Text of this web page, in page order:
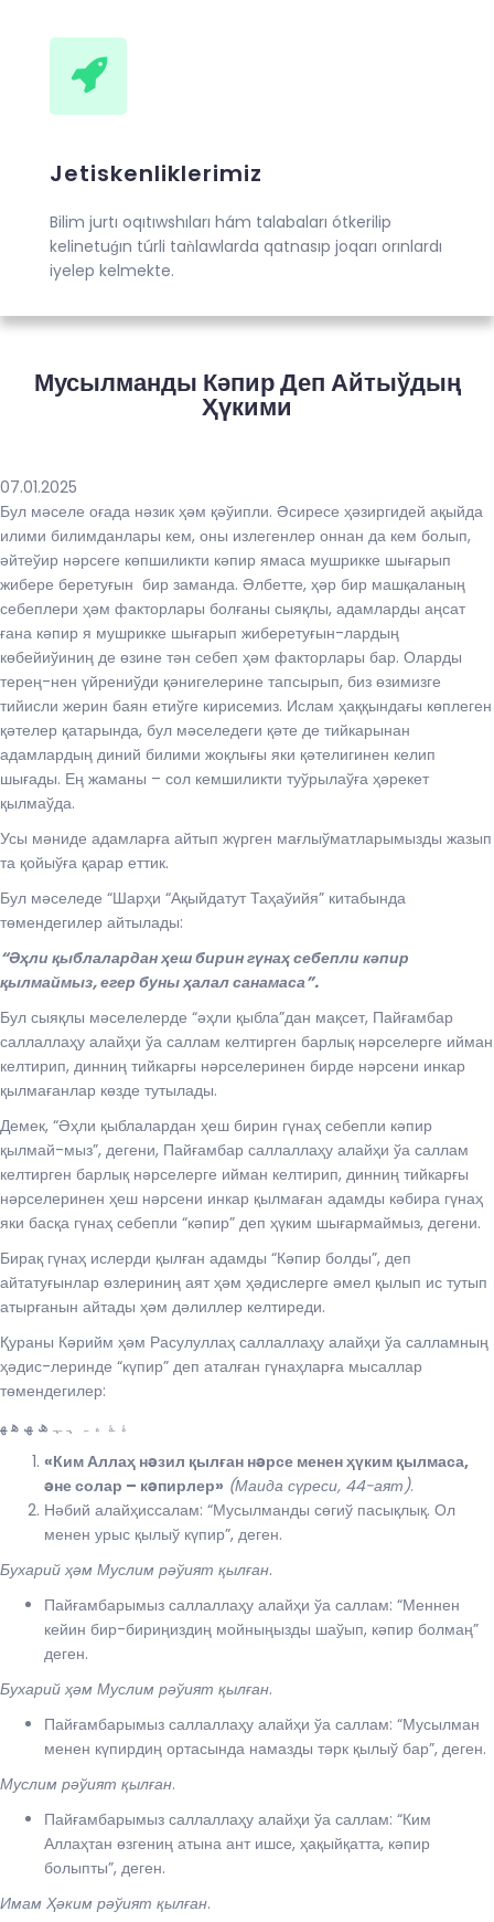
Jetiskenliklerimiz
Bilim jurtı oqıtıwshıları hám talabaları ótkerilip
kelinetuǵın túrli taǹlawlarda qatnasıp joqarı orınlardı
iyelep kelmekte.
Мусылманды Кәпир Деп Айтыўдың
Ҳүкими
07.01.2025
Бул мәселе оғада нәзик ҳәм қәўипли. Әсиресе ҳәзиргидей ақыйда
илими билимданлары кем, оны излегенлер оннан да кем болып,
әйтеўир нәрсеге көпшиликти кәпир ямаса мушрикке шығарып
жибере беретуғын бир заманда. Әлбетте, ҳәр бир машқаланың
себеплери ҳәм факторлары болғаны сыяқлы, адамларды аңсат
ғана кәпир я мушрикке шығарып жиберетуғын-лардың
көбейиўиниң де өзине тән себеп ҳәм факторлары бар. Оларды
терең-нен үйрениўди қәнигелерине тапсырып, биз өзимизге
тийисли жерин баян етиўге кирисемиз. Ислам ҳаққындағы көплеген
қәтелер қатарында, бул мәселедеги қәте де тийкарынан
адамлардың диний билими жоқлығы яки қәтелигинен келип
шығады. Ең жаманы – сол кемшиликти туўрылаўға ҳәрекет
қылмаўда.
Усы мәниде адамларға айтып жүрген мағлыўматларымызды жазып
та қойыўға қарар еттик.
Бул мәселеде “Шарҳи “Ақыйдатут Таҳаўийя” китабында
төмендегилер айтылады:
“Әҳли қыблалардан ҳеш бирин гүнаҳ себепли кәпир
қылмаймыз, егер буны ҳалал санамаса”.
Бул сыяқлы мәселелерде “әҳли қыбла”дан мақсет, Пайғамбар
саллаллаҳу алайҳи ўа саллам келтирген барлық нәрселерге ийман
келтирип, динниң тийкарғы нәрселеринен бирде нәрсени инкар
қылмағанлар көзде тутылады.
Демек, “Әҳли қыблалардан ҳеш бирин гүнаҳ себепли кәпир
қылмай-мыз”, дегени, Пайғамбар саллаллаҳу алайҳи ўа саллам
келтирген барлық нәрселерге ийман келтирип, динниң тийкарғы
нәрселеринен ҳеш нәрсени инкар қылмаған адамды кәбира гүнаҳ
яки басқа гүнаҳ себепли “кәпир” деп ҳүким шығармаймыз, дегени.
Бирақ гүнаҳ ислерди қылған адамды “Кәпир болды”, деп
айтатуғынлар өзлериниң аят ҳәм ҳәдислерге әмел қылып ис тутып
атырғанын айтады ҳәм дәлиллер келтиреди.
Қураны Кәрийм ҳәм Расулуллаҳ саллаллаҳу алайҳи ўа салламның
ҳәдис-леринде “күпир” деп аталған гүнаҳларға мысаллар
төмендегилер:
ﮤ ﮥ ﮦ ﮧ ﮨ ﮩ ﮪ ﮫ ﮬ ﮭ
«Ким Аллаҳ нəзил қылған нəрсе менен ҳүким қылмаса,
əне солар – кəпирлер» (Маида сүреси, 44-аят).
Нәбий алайҳиссалам: “Мусылманды сөгиў пасықлық. Ол
менен урыс қылыў күпир”, деген.
Бухарий ҳәм Муслим рәўият қылған.
Пайғамбарымыз саллаллаҳу алайҳи ўа саллам: “Меннен
кейин бир-бириңиздиң мойныңызды шаўып, кәпир болмаң”
деген.
Бухарий ҳәм Муслим рәўият қылған.
Пайғамбарымыз саллаллаҳу алайҳи ўа саллам: “Мусылман
менен күпирдиң ортасында намазды тәрк қылыў бар”, деген.
Муслим рәўият қылған.
Пайғамбарымыз саллаллаҳу алайҳи ўа саллам: “Ким
Аллаҳтан өзгениң атына ант ишсе, ҳақыйқатта, кәпир
болыпты”, деген.
Имам Ҳәким рәўият қылған.